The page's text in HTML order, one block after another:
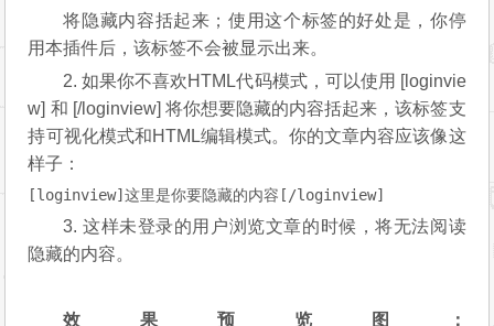
将隐藏内容括起来；使用这个标签的好处是，你停
用本插件后，该标签不会被显示出来。
2. 如果你不喜欢HTML代码模式，可以使用 [loginvie
w] 和 [/loginview] 将你想要隐藏的内容括起来，该标签支
持可视化模式和HTML编辑模式。你的文章内容应该像这
样子：
[loginview]这里是你要隐藏的内容[/loginview]
3. 这样未登录的用户浏览文章的时候，将无法阅读
隐藏的内容。
效果预览图：